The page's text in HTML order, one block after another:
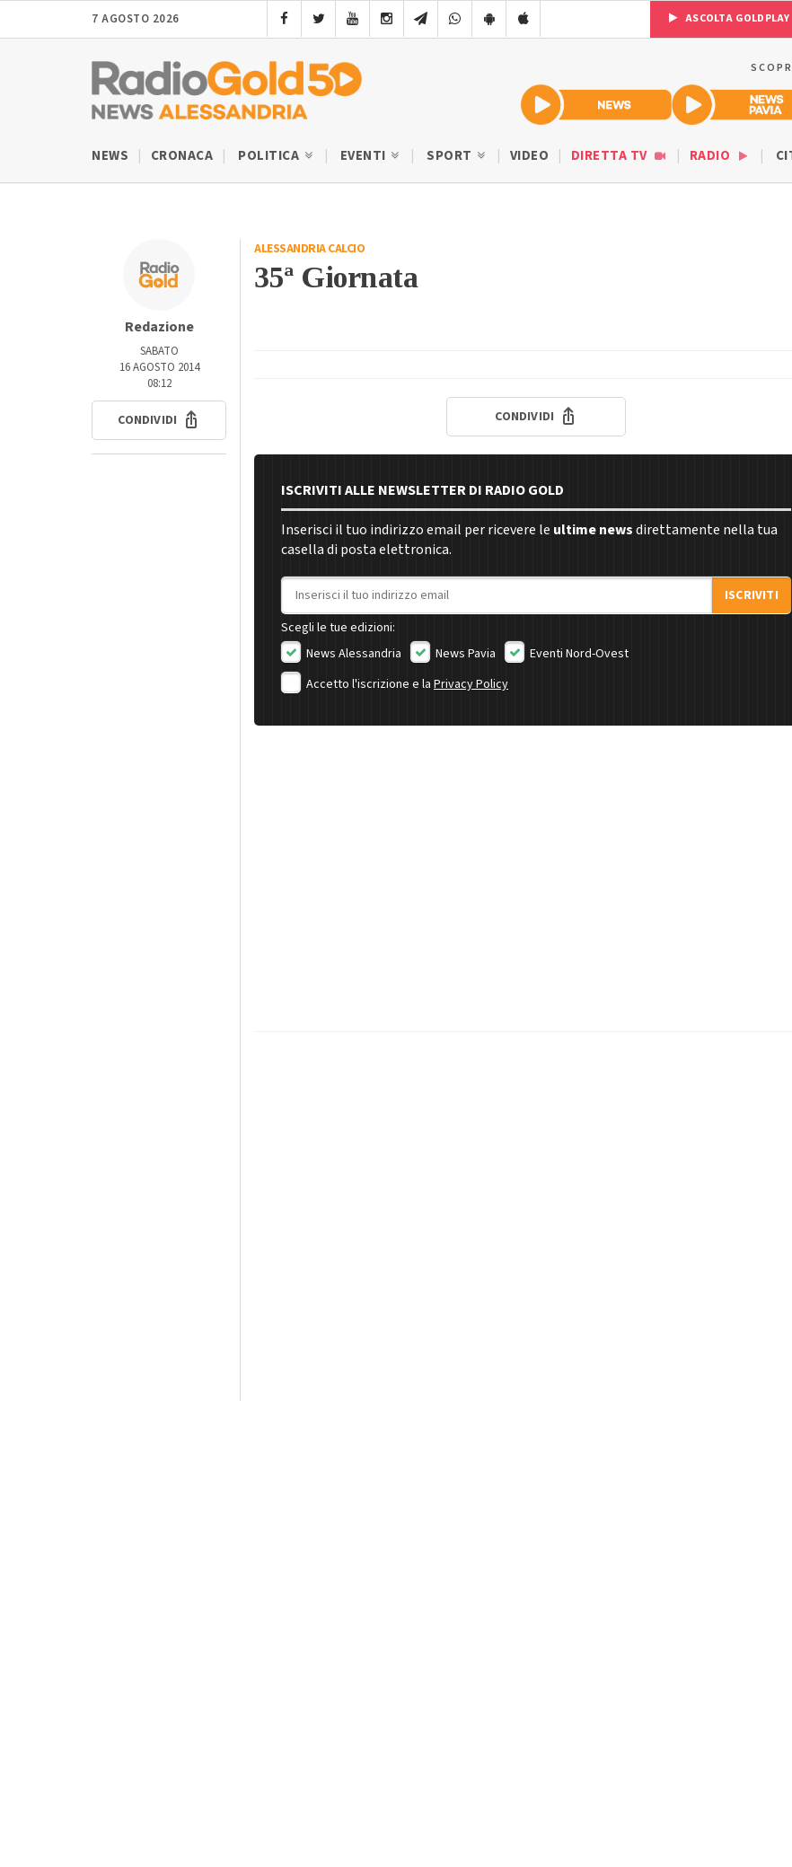
7 AGOSTO 2026 ASCOLTA GOLDPLAY
NEWS CRONACA POLITICA EVENTI SPORT VIDEO DIRETTA TV RADIO
Redazione
SABATO
16 AGOSTO 2014
08:12
CONDIVIDI
ALESSANDRIA CALCIO
35ª Giornata
CONDIVIDI
ISCRIVITI ALLE NEWSLETTER DI RADIO GOLD
Inserisci il tuo indirizzo email per ricevere le ultime newsdirettamente nella tua
casella di posta elettronica.
Indirizzo email
ISCRIVITI
Scegli le tue edizioni:
News Alessandria
News Pavia
Eventi Nord-Ovest
Accetto l'iscrizione e la Privacy Policy